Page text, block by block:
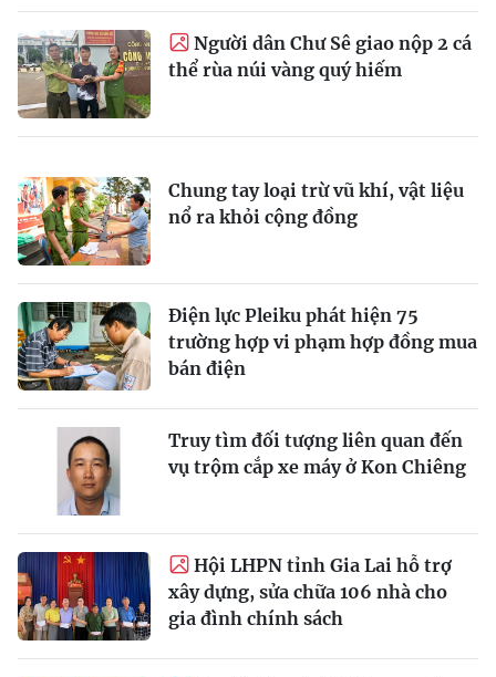
Người dân Chư Sê giao nộp 2 cá
thể rùa núi vàng quý hiếm
Chung tay loại trừ vũ khí, vật liệu
nổ ra khỏi cộng đồng
Điện lực Pleiku phát hiện 75
trường hợp vi phạm hợp đồng mua
bán điện
Truy tìm đối tượng liên quan đến
vụ trộm cắp xe máy ở Kon Chiêng
Hội LHPN tỉnh Gia Lai hỗ trợ
xây dựng, sửa chữa 106 nhà cho
gia đình chính sách